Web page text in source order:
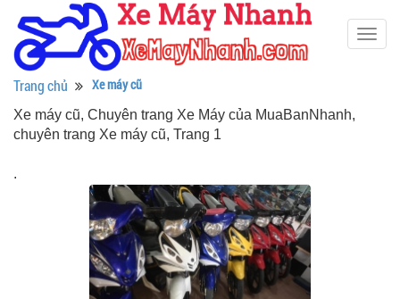
Trang chủ Xe máy cũ
Xe máy cũ, Chuyên trang Xe Máy của MuaBanNhanh,
chuyên trang Xe máy cũ, Trang 1
.